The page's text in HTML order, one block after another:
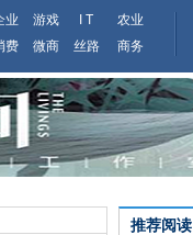
业 游戏 I T
农业
费 微商 丝路 商务
推荐阅读